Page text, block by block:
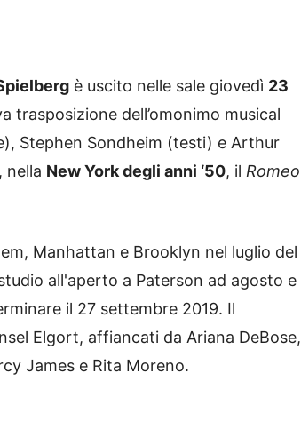
è uscito nelle sale giovedì 23
trasposizione dell’omonimo musical
Stephen Sondheim (testi) e Arthur
nella New York degli anni ‘50, il Romeo
Manhattan e Brooklyn nel luglio del
all'aperto a Paterson ad agosto e
il 27 settembre 2019. Il
Elgort, affiancati da Ariana DeBose,
James e Rita Moreno.